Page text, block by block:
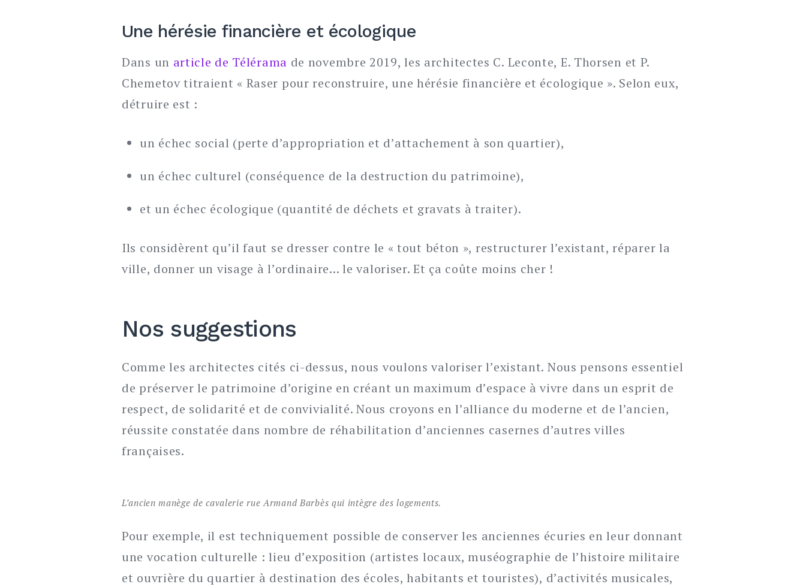
Une hérésie financière et écologique
Dans un article de Télérama de novembre 2019, les architectes C. Leconte, E. Thorsen et P.
Chemetov titraient « Raser pour reconstruire, une hérésie financière et écologique ». Selon eux,
détruire est :
un échec social (perte d’appropriation et d’attachement à son quartier),
un échec culturel (conséquence de la destruction du patrimoine),
et un échec écologique (quantité de déchets et gravats à traiter).
Ils considèrent qu’il faut se dresser contre le « tout béton », restructurer l’existant, réparer la
ville, donner un visage à l’ordinaire… le valoriser. Et ça coûte moins cher !
Nos suggestions
Comme les architectes cités ci-dessus, nous voulons valoriser l’existant. Nous pensons essentiel
de préserver le patrimoine d’origine en créant un maximum d’espace à vivre dans un esprit de
respect, de solidarité et de convivialité. Nous croyons en l’alliance du moderne et de l’ancien,
réussite constatée dans nombre de réhabilitation d’anciennes casernes d’autres villes
françaises.
L’ancien manège de cavalerie rue Armand Barbès qui intègre des logements.
Pour exemple, il est techniquement possible de conserver les anciennes écuries en leur donnant
une vocation culturelle : lieu d’exposition (artistes locaux, muséographie de l’histoire militaire
et ouvrière du quartier à destination des écoles, habitants et touristes), d’activités musicales,